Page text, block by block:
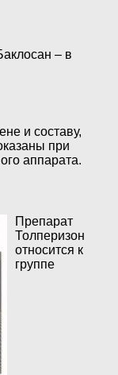
– в
и составу,
при
аппарата.
Препарат
Толперизон
относится к
группе